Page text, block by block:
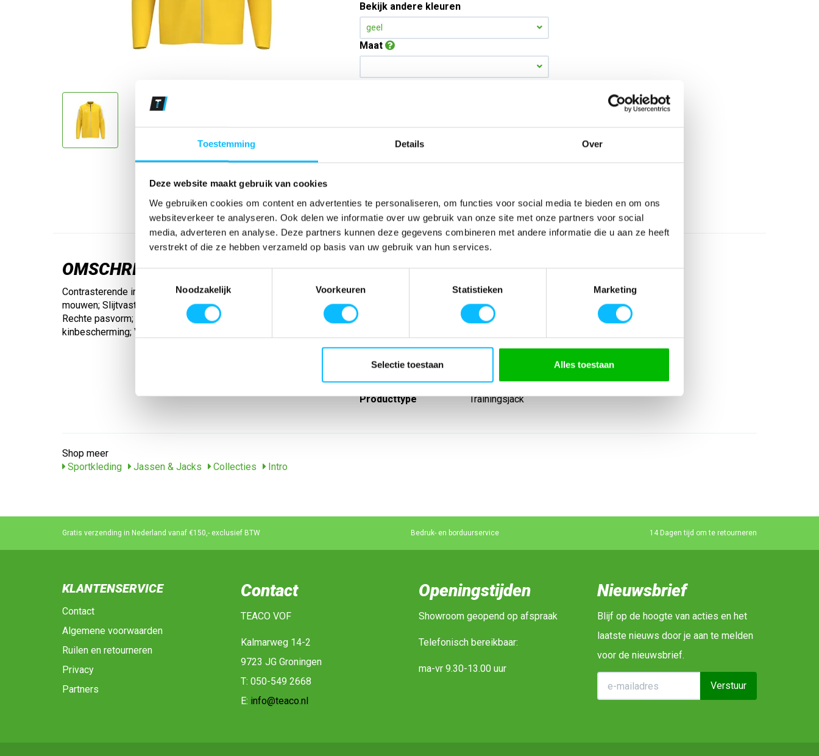
Toestemming Details Over
Deze website maakt gebruik van cookies
We gebruiken cookies om content en advertenties te personaliseren, om functies voor social media te bieden en om ons
websiteverkeer te analyseren. Ook delen we informatie over uw gebruik van onze site met onze partners voor social
media, adverteren en analyse. Deze partners kunnen deze gegevens combineren met andere informatie die u aan ze heeft
verstrekt of die ze hebben verzameld op basis van uw gebruik van hun services.
Toestemmingsselectie
Noodzakelijk
Voorkeuren Statistieken Marketing
Selectie toestaan Alles toestaan
Bekijk andere kleuren
geel
Maat
€ 19,34 € 24,79excl BTW
OMSCHRIJVING
Contrasterende inzetstukken met ERIMA Wings-opdruk op de
mouwen; Slijtvast functioneel materiaal; Geborduurd ERIMA-logo;
Rechte pasvorm; Doorlopende contrasterende ritssluiting met
kinbescherming; Verborgen ritszakken aan de zijkant
SPECIFICATIES
Artikelnummer
-
-
Erima
Materiaal
100% polyester (gerecycled)
Lijn
Sport
Type groep
Jassen
Producttype
Trainingsjack
Shop meer
Sportkleding
Jassen & Jacks Collecties Intro
Gratis verzending in Nederland vanaf €150,- exclusief BTW Bedruk- en borduurservice 14 Dagen tijd om te retourneren
KLANTENSERVICE
Contact
Algemene voorwaarden
Ruilen en retourneren
Privacy
Partners
Contact
TEACO VOF
Kalmarweg 14-2
9723 JG Groningen
T: 050-549 2668
E: info@teaco.nl
Openingstijden
Showroom geopend op afspraak
Telefonisch bereikbaar:
ma-vr 9.30-13.00 uur
Nieuwsbrief
Blijf op de hoogte van acties en het
laatste nieuws door je aan te melden
voor de nieuwsbrief.
Verstuur